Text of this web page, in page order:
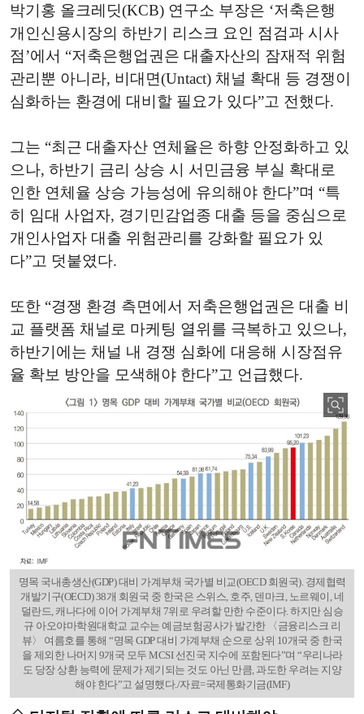
박기홍 올크레딧(KCB) 연구소 부장은 ‘저축은행
개인신용시장의 하반기 리스크 요인 점검과 시사
점’에서 “저축은행업권은 대출자산의 잠재적 위험
관리뿐 아니라, 비대면(Untact) 채널 확대 등 경쟁이
심화하는 환경에 대비할 필요가 있다”고 전했다.
그는 “최근 대출자산 연체율은 하향 안정화하고 있
으나, 하반기 금리 상승 시 서민금융 부실 확대로
인한 연체율 상승 가능성에 유의해야 한다”며 “특
히 임대 사업자, 경기민감업종 대출 등을 중심으로
개인사업자 대출 위험관리를 강화할 필요가 있
다”고 덧붙였다.
또한 “경쟁 환경 측면에서 저축은행업권은 대출 비
교 플랫폼 채널로 마케팅 열위를 극복하고 있으나,
하반기에는 채널 내 경쟁 심화에 대응해 시장점유
율 확보 방안을 모색해야 한다”고 언급했다.
명목 국내총생산(GDP) 대비 가계부채 국가별 비교(OECD 회원국). 경제협력
개발기구(OECD) 38개 회원국 중 한국은 스위스, 호주, 덴마크, 노르웨이, 네
덜란드, 캐나다에 이어 가계부채 7위로 우려할 만한 수준이다. 하지만 심승
규 아오야마학원대학교 교수는 예금보험공사가 발간한 〈금융리스크 리
뷰〉 여름호를 통해 “명목 GDP 대비 가계부채 순으로 상위 10개국 중 한국
을 제외한 나머지 9개국 모두 MCSI 선진국 지수에 포함된다”며 “우리나라
도 당장 상환 능력에 문제가 제기되는 것도 아닌 만큼, 과도한 우려는 지양
해야 한다”고 설명했다./자료=국제통화기금(IMF)